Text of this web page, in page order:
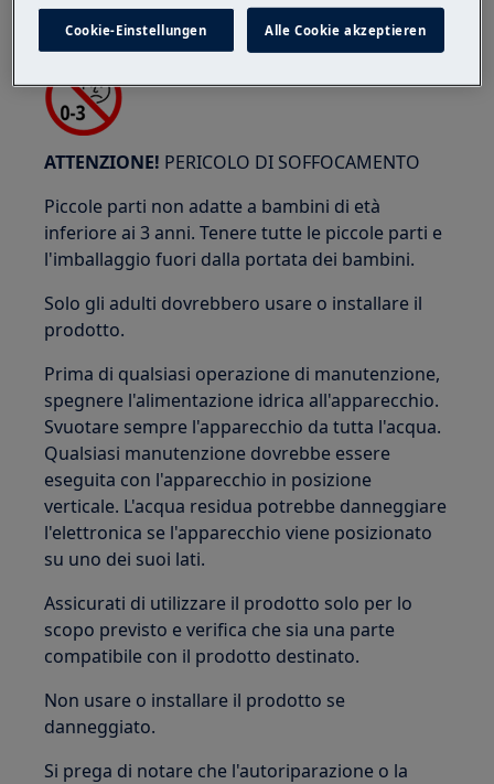
coinvolgono cinghie.
ATTENZIONE! PERICOLO DI SOFFOCAMENTO
Piccole parti non adatte a bambini di età
inferiore ai 3 anni. Tenere tutte le piccole parti e
l'imballaggio fuori dalla portata dei bambini.
Solo gli adulti dovrebbero usare o installare il
prodotto.
Prima di qualsiasi operazione di manutenzione,
spegnere l'alimentazione idrica all'apparecchio.
Svuotare sempre l'apparecchio da tutta l'acqua.
Qualsiasi manutenzione dovrebbe essere
eseguita con l'apparecchio in posizione
verticale. L'acqua residua potrebbe danneggiare
l'elettronica se l'apparecchio viene posizionato
su uno dei suoi lati.
Assicurati di utilizzare il prodotto solo per lo
scopo previsto e verifica che sia una parte
compatibile con il prodotto destinato.
Non usare o installare il prodotto se
danneggiato.
Si prega di notare che l'autoriparazione o la
Cookie-Einstellungen Alle Cookie akzeptieren